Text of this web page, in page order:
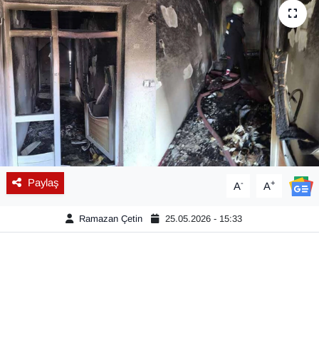
Paylaş A- A+
Ramazan Çetin 25.05.2026 - 15:33
Deprem
Dernekler, Odalar
Diğer
DÜNYA
EĞİTİM
EKONOMİ
Eleman
Son Dakika Haberleri
Haber Arşivi